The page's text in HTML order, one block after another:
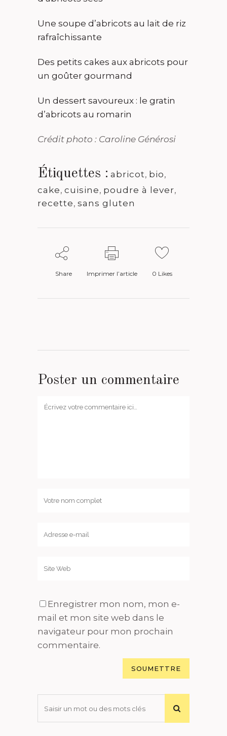
Une soupe d’abricots au lait de riz
rafraîchissante
Des petits cakes aux abricots pour
un goûter gourmand
Un dessert savoureux : le gratin
d’abricots au romarin
Crédit photo : Caroline Générosi
Étiquettes : abricot, bio,
cake, cuisine, poudre à lever,
recette, sans gluten
Share Imprimer l’article 0 Likes
Poster un commentaire
Enregistrer mon nom, mon e-
mail et mon site web dans le
navigateur pour mon prochain
commentaire.